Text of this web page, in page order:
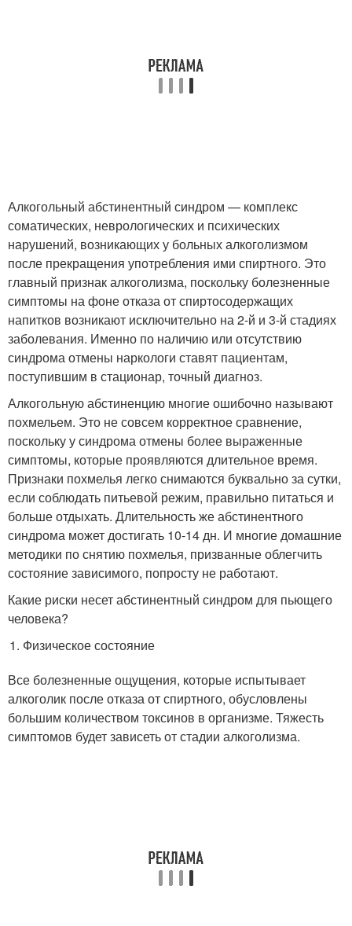
Алкогольный абстинентный синдром — комплекс
соматических, неврологических и психических
нарушений, возникающих у больных алкоголизмом
после прекращения употребления ими спиртного. Это
главный признак алкоголизма, поскольку болезненные
симптомы на фоне отказа от спиртосодержащих
напитков возникают исключительно на 2-й и 3-й стадиях
заболевания. Именно по наличию или отсутствию
синдрома отмены наркологи ставят пациентам,
поступившим в стационар, точный диагноз.
Алкогольную абстиненцию многие ошибочно называют
похмельем. Это не совсем корректное сравнение,
поскольку у синдрома отмены более выраженные
симптомы, которые проявляются длительное время.
Признаки похмелья легко снимаются буквально за сутки,
если соблюдать питьевой режим, правильно питаться и
больше отдыхать. Длительность же абстинентного
синдрома может достигать 10-14 дн. И многие домашние
методики по снятию похмелья, призванные облегчить
состояние зависимого, попросту не работают.
Какие риски несет абстинентный синдром для пьющего
человека?
Физическое состояние
Все болезненные ощущения, которые испытывает
алкоголик после отказа от спиртного, обусловлены
большим количеством токсинов в организме. Тяжесть
симптомов будет зависеть от стадии алкоголизма.